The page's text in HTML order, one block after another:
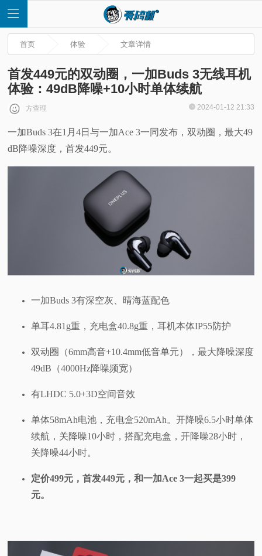
首
页
首页 体验 文章详情
首发449元的双动圈，一加Buds 3无线耳机
体验：49dB降噪+10小时单体续航
方查理 2024-01-12 21:33
一加Buds 3在1月4日与一加Ace 3一同发布，双动圈，最大49
dB降噪深度，首发449元。
一加Buds 3有深空灰、晴海蓝配色
单耳4.81g重，充电盒40.8g重，耳机本体IP55防护
双动圈（6mm高音+10.4mm低音单元），最大降噪深度
49dB（4000Hz降噪频宽）
有LHDC 5.0+3D空间音效
单体58mAh电池，充电盒520mAh。开降噪6.5小时单体
续航，关降噪10小时，搭配充电盒，开降噪28小时，
关降噪44小时。
定价499元，首发449元，和一加Ace 3一起买是399
元。